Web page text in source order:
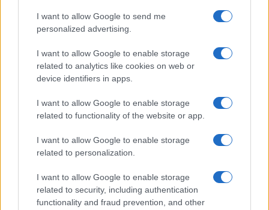
I want to allow Google to send me
personalized advertising.
I want to allow Google to enable storage
related to analytics like cookies on web or
device identifiers in apps.
I want to allow Google to enable storage
related to functionality of the website or app.
I want to allow Google to enable storage
related to personalization.
I want to allow Google to enable storage
related to security, including authentication
functionality and fraud prevention, and other
malvasía cabeciblanca y porrón pardo
Lucía Fernández · 6 Ago 2026